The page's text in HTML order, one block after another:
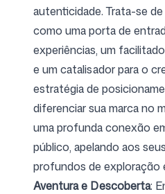
autenticidade. Trata-se
como uma porta de
experiências, um
e um catalisador para o
estratégia de
diferenciar sua marca no
uma profunda conexão
público, apelando aos
profundos de exploração
Aventura e Descoberta: